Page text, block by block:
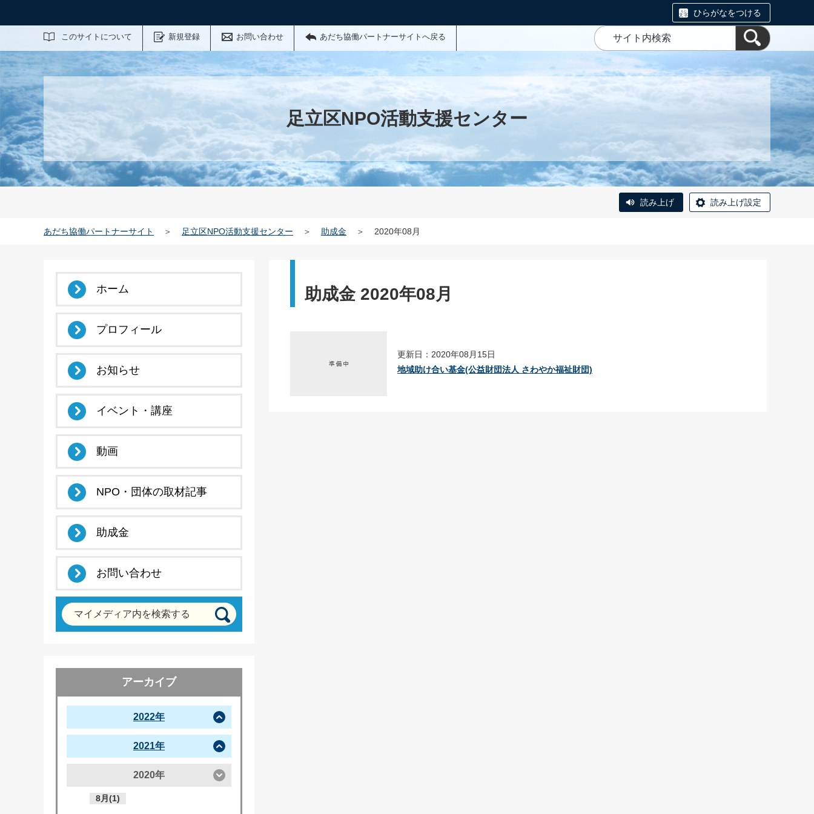
ひらがなをつける
このサイトについて 新規登録 お問い合わせ あだち協働パートナーサイトへ戻る
サイト内検索
足立区NPO活動支援センター
読み上げ 読み上げ設定
あだち協働パートナーサイト ＞ 足立区NPO活動支援センター ＞ 助成金 ＞ 2020年08月
助成金 2020年08月
更新日：2020年08月15日
地域助け合い基金(公益財団法人 さわやか福祉財団)
ホーム
プロフィール
お知らせ
イベント・講座
動画
NPO・団体の取材記事
助成金
お問い合わせ
マイメディア内を検索する
アーカイブ
2022年
2021年
2020年
8月(1)